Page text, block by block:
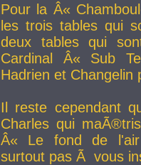
Pour la Â«
les trois tables qui
deux tables qui
Cardinal
Â« Sub
Hadrien et Changelin
Il reste cependant
Charles qui
Â« Le fond de
surtout pas Ã vous